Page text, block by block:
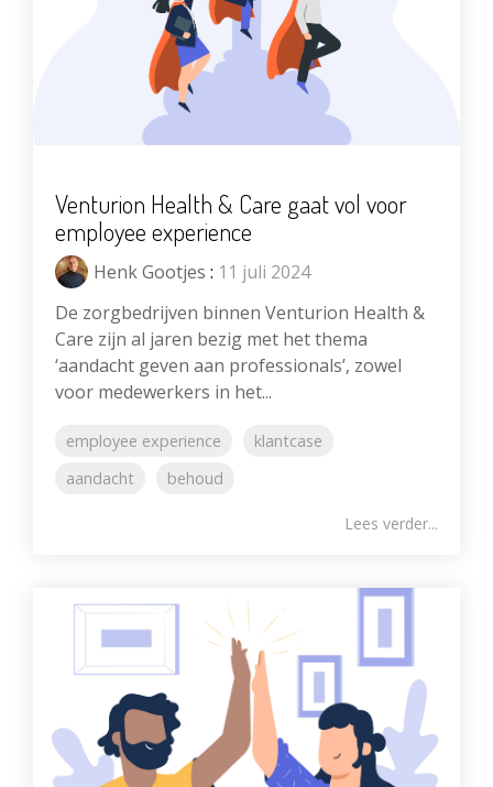
Venturion Health & Care gaat vol voor
employee experience
Henk Gootjes : 11 juli 2024
De zorgbedrijven binnen Venturion Health &
Care zijn al jaren bezig met het thema
‘aandacht geven aan professionals’, zowel
voor medewerkers in het...
employee experience
klantcase
aandacht
behoud
Lees verder...